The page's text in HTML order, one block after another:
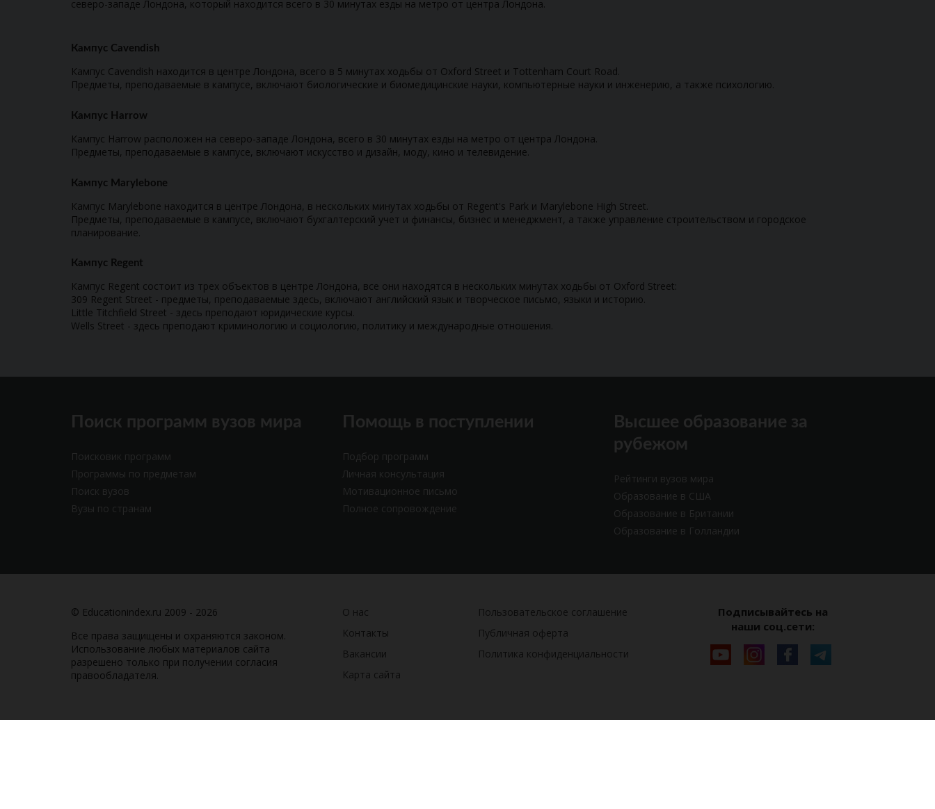
северо-западе Лондона, который находится всего в 30 минутах езды на метро от центра Лондона.
Кампус Cavendish
Кампус Cavendish находится в центре Лондона, всего в 5 минутах ходьбы от Oxford Street и Tottenham Court Road.
Предметы, преподаваемые в кампусе, включают биологические и биомедицинские науки, компьютерные науки и инженерию, а также психологию.
Кампус Harrow
Кампус Harrow расположен на северо-западе Лондона, всего в 30 минутах езды на метро от центра Лондона.
Предметы, преподаваемые в кампусе, включают искусство и дизайн, моду, кино и телевидение.
Кампус Marylebone
Кампус Marylebone находится в центре Лондона, в нескольких минутах ходьбы от Regent's Park и Marylebone High Street.
Предметы, преподаваемые в кампусе, включают бухгалтерский учет и финансы, бизнес и менеджмент, а также управление строительством и городское
планирование.
Кампус Regent
Кампус Regent состоит из трех объектов в центре Лондона, все они находятся в нескольких минутах ходьбы от Oxford Street:
309 Regent Street - предметы, преподаваемые здесь, включают английский язык и творческое письмо, языки и историю.
Little Titchfield Street - здесь преподают юридические курсы.
Wells Street - здесь преподают криминологию и социологию, политику и международные отношения.
Поиск программ вузов мира
Поисковик программ
Программы по предметам
Поиск вузов
Вузы по странам
Помощь в поступлении
Подбор программ
Личная консультация
Мотивационное письмо
Полное сопровождение
Высшее образование за
рубежом
Рейтинги вузов мира
Образование в США
Образование в Британии
Образование в Голландии
© Educationindex.ru 2009 - 2026
Все права защищены и охраняются законом.
Использование любых материалов сайта
разрешено только при получении согласия
правообладателя.
О нас
Контакты
Вакансии
Карта сайта
Пользовательское соглашение
Публичная оферта
Политика конфиденциальности
Подписывайтесь на
наши соц.сети: